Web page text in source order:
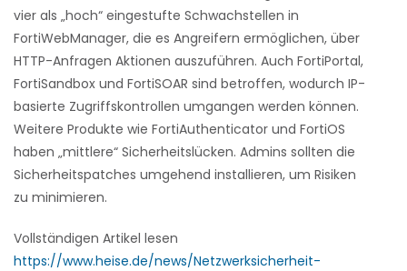
vier als „hoch“ eingestufte Schwachstellen in
FortiWebManager, die es Angreifern ermöglichen, über
HTTP-Anfragen Aktionen auszuführen. Auch FortiPortal,
FortiSandbox und FortiSOAR sind betroffen, wodurch IP-
basierte Zugriffskontrollen umgangen werden können.
Weitere Produkte wie FortiAuthenticator und FortiOS
haben „mittlere“ Sicherheitslücken. Admins sollten die
Sicherheitspatches umgehend installieren, um Risiken
zu minimieren.
Vollständigen Artikel lesen
https://www.heise.de/news/Netzwerksicherheit-